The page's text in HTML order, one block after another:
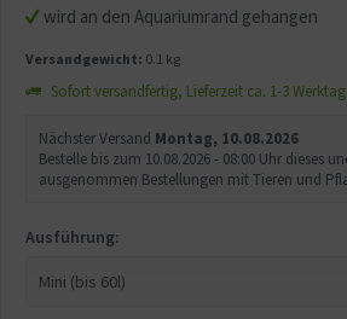
wird an den Aquariumrand gehangen
Versandgewicht: 0.1 kg
Sofort versandfertig, Lieferzeit ca. 1-3
Nächster Versand Montag, 10.08.2026
Bestelle bis zum 10.08.2026 - 08:00 Uhr dieses
ausgenommen Bestellungen mit Tieren und
Ausführung: